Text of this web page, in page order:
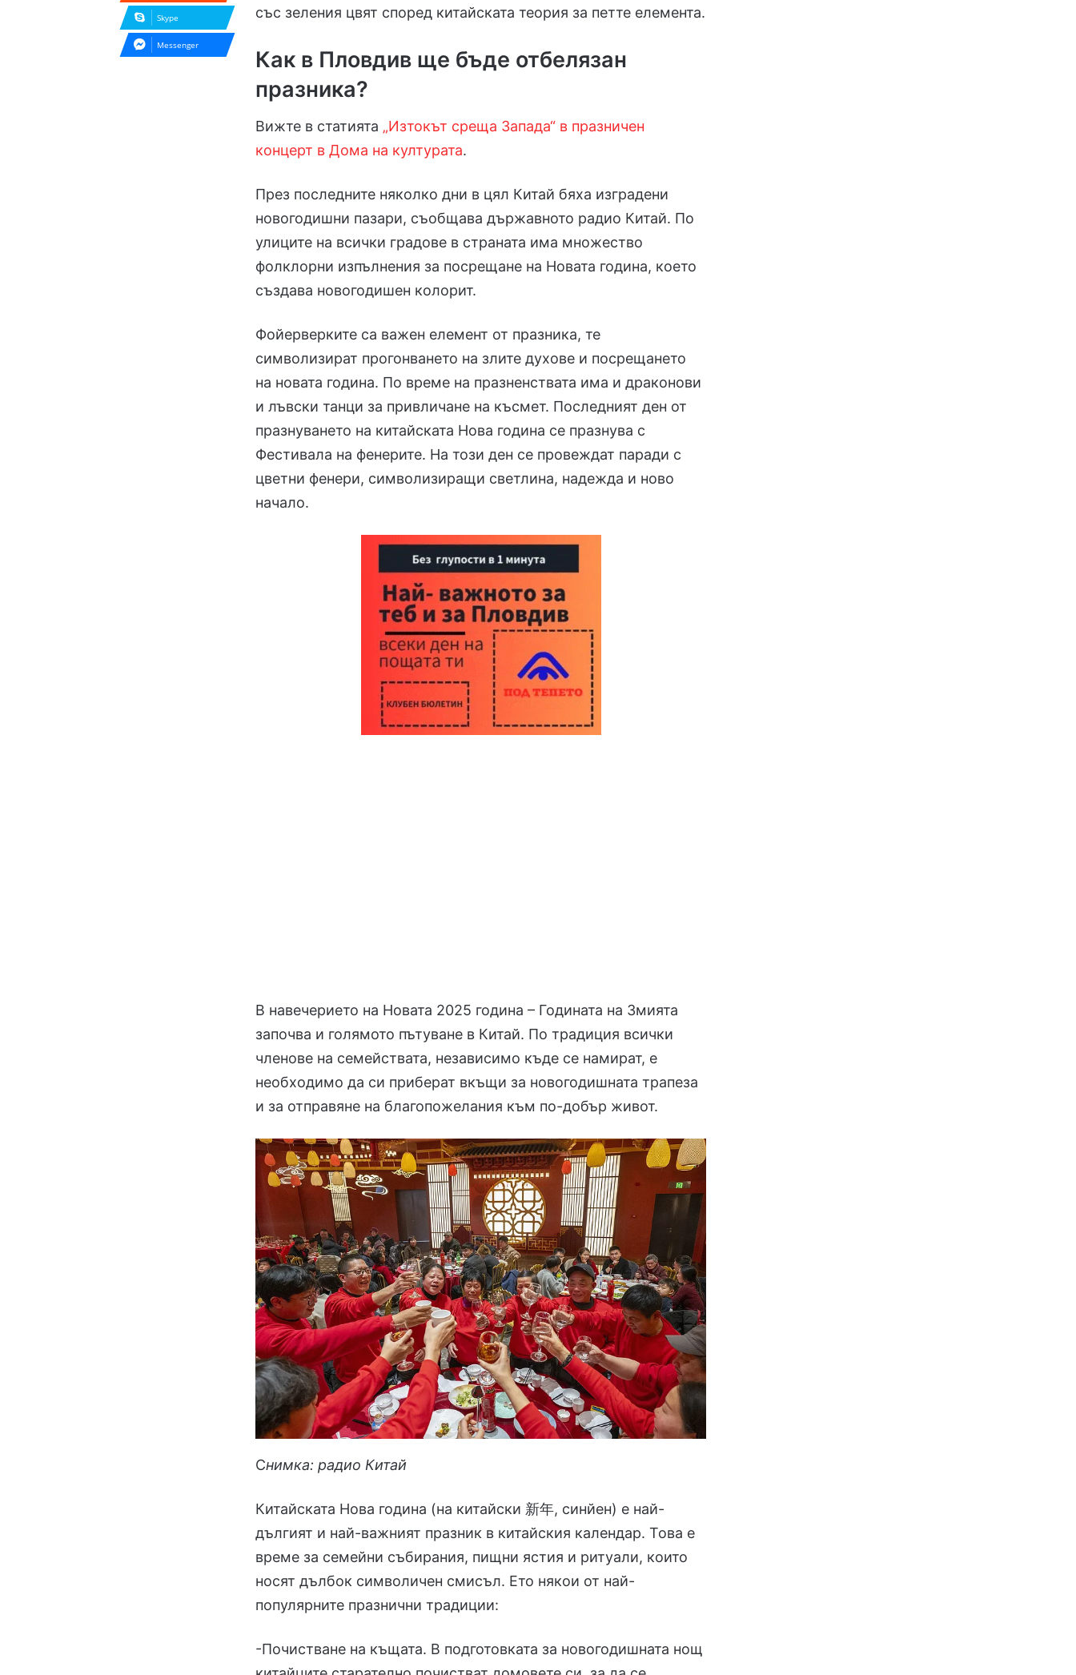
със зеления цвят според китайската теория за петте елемента.
Как в Пловдив ще бъде отбелязан
празника?
Вижте в статията „Изтокът среща Запада“ в празничен
концерт в Дома на културата.
През последните няколко дни в цял Китай бяха изградени
новогодишни пазари, съобщава държавното радио Китай. По
улиците на всички градове в страната има множество
фолклорни изпълнения за посрещане на Новата година, което
създава новогодишен колорит.
Фойерверките са важен елемент от празника, те
символизират прогонването на злите духове и посрещането
на новата година. По време на празненствата има и драконови
и лъвски танци за привличане на късмет. Последният ден от
празнуването на китайската Нова година се празнува с
Фестивала на фенерите. На този ден се провеждат паради с
цветни фенери, символизиращи светлина, надежда и ново
начало.
В навечерието на Новата 2025 година – Годината на Змията
започва и голямото пътуване в Китай. По традиция всички
членове на семействата, независимо къде се намират, е
необходимо да си приберат вкъщи за новогодишната трапеза
и за отправяне на благопожелания към по-добър живот.
Снимка: радио Китай
Китайската Нова година (на китайски 新年, синйен) е най-
дългият и най-важният празник в китайския календар. Това е
време за семейни събирания, пищни ястия и ритуали, които
носят дълбок символичен смисъл. Ето някои от най-
популярните празнични традиции:
-Почистване на къщата. В подготовката за новогодишната нощ
Skype
Messenger